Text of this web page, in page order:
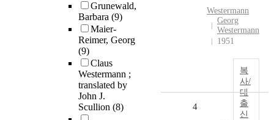
Grunewald,
Barbara (9)
Maier-
Reimer, Georg
(9)
Claus
Westermann ;
translated by
John J.
Scullion (8)
Westermann
Georg
Westermann
1951
복
사/
대
출
신
4